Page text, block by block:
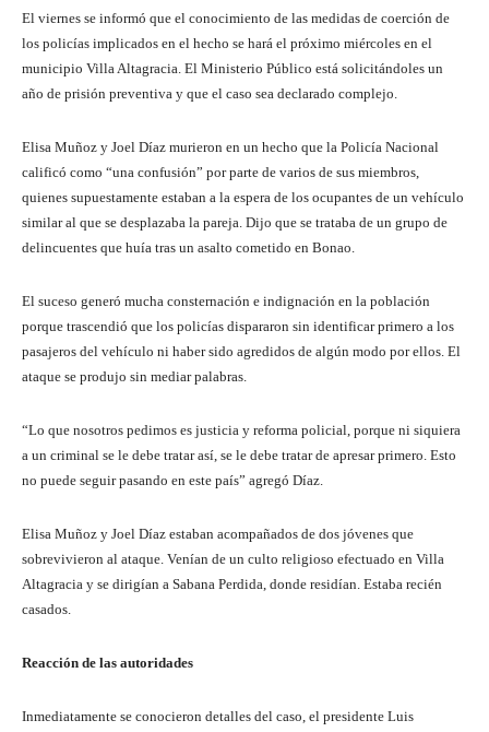
El viernes se informó que el conocimiento de las medidas de coerción de
los policías implicados en el hecho se hará el próximo miércoles en el
municipio Villa Altagracia. El Ministerio Público está solicitándoles un
año de prisión preventiva y que el caso sea declarado complejo.
Elisa Muñoz y Joel Díaz murieron en un hecho que la Policía Nacional
calificó como “una confusión” por parte de varios de sus miembros,
quienes supuestamente estaban a la espera de los ocupantes de un vehículo
similar al que se desplazaba la pareja. Dijo que se trataba de un grupo de
delincuentes que huía tras un asalto cometido en Bonao.
El suceso generó mucha consternación e indignación en la población
porque trascendió que los policías dispararon sin identificar primero a los
pasajeros del vehículo ni haber sido agredidos de algún modo por ellos. El
ataque se produjo sin mediar palabras.
“Lo que nosotros pedimos es justicia y reforma policial, porque ni siquiera
a un criminal se le debe tratar así, se le debe tratar de apresar primero. Esto
no puede seguir pasando en este país” agregó Díaz.
Elisa Muñoz y Joel Díaz estaban acompañados de dos jóvenes que
sobrevivieron al ataque. Venían de un culto religioso efectuado en Villa
Altagracia y se dirigían a Sabana Perdida, donde residían. Estaba recién
casados.
Reacción de las autoridades
Inmediatamente se conocieron detalles del caso, el presidente Luis